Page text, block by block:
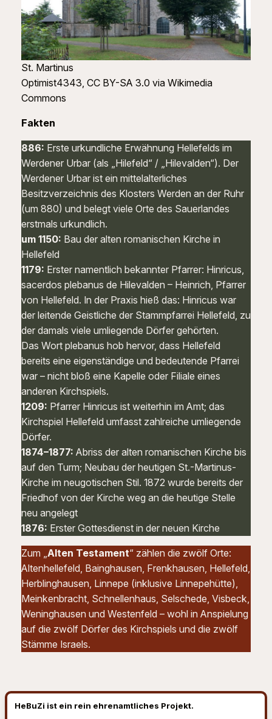
St. Martinus
Optimist4343, CC BY-SA 3.0 via Wikimedia
Commons
Fakten
886: Erste urkundliche Erwähnung Hellefelds im
Werdener Urbar (als „Hilefeld“ / „Hilevalden“). Der
Werdener Urbar ist ein mittelalterliches
Besitzverzeichnis des Klosters Werden an der Ruhr
(um 880) und belegt viele Orte des Sauerlandes
erstmals urkundlich.
um 1150: Bau der alten romanischen Kirche in
Hellefeld
1179: Erster namentlich bekannter Pfarrer: Hinricus,
sacerdos plebanus de Hilevalden – Heinrich, Pfarrer
von Hellefeld. In der Praxis hieß das: Hinricus war
der leitende Geistliche der Stammpfarrei Hellefeld, zu
der damals viele umliegende Dörfer gehörten.
Das Wort plebanus hob hervor, dass Hellefeld
bereits eine eigenständige und bedeutende Pfarrei
war – nicht bloß eine Kapelle oder Filiale eines
anderen Kirchspiels.
1209: Pfarrer Hinricus ist weiterhin im Amt; das
Kirchspiel Hellefeld umfasst zahlreiche umliegende
Dörfer.
1874–1877: Abriss der alten romanischen Kirche bis
auf den Turm; Neubau der heutigen St.-Martinus-
Kirche im neugotischen Stil. 1872 wurde bereits der
Friedhof von der Kirche weg an die heutige Stelle
neu angelegt
1876: Erster Gottesdienst in der neuen Kirche
Zum „ Alten Testament“ zählen die zwölf Orte:
Altenhellefeld, Bainghausen, Frenkhausen, Hellefeld,
Herblinghausen, Linnepe (inklusive Linnepehütte),
Meinkenbracht, Schnellenhaus, Selschede, Visbeck,
Weninghausen und Westenfeld – wohl in Anspielung
auf die zwölf Dörfer des Kirchspiels und die zwölf
Stämme Israels.
HeBuZi ist ein rein ehrenamtliches Projekt.